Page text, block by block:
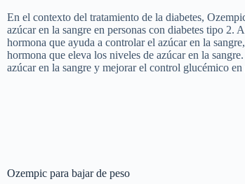
En el contexto del tratamiento de la diabetes,
azúcar en la sangre en personas con diabetes tipo 2.
hormona que ayuda a controlar el azúcar en la
hormona que eleva los niveles de azúcar en la
azúcar en la sangre y mejorar el control glucémico
Ozempic para bajar de peso